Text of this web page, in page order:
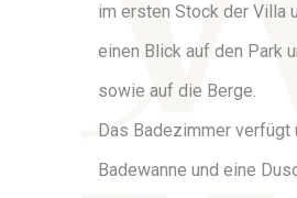
im ersten Stock der Villa
einen Blick auf den Park
sowie auf die Berge.
Das Badezimmer verfügt
Badewanne und eine